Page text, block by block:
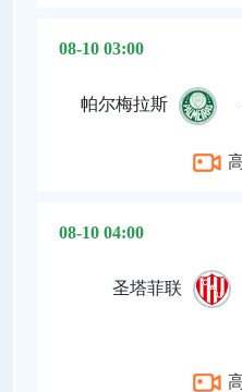
08-10 03:00
帕尔梅拉斯
08-10 04:00
圣塔菲联